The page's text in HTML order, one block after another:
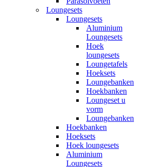
Loungesets
Loungesets
Aluminium
Loungesets
Hoek
loungesets
Loungetafels
Hoeksets
Loungebanken
Hoekbanken
Loungeset u
vorm
Loungebanken
Hoekbanken
Hoeksets
Hoek loungesets
Aluminium
Loungesets